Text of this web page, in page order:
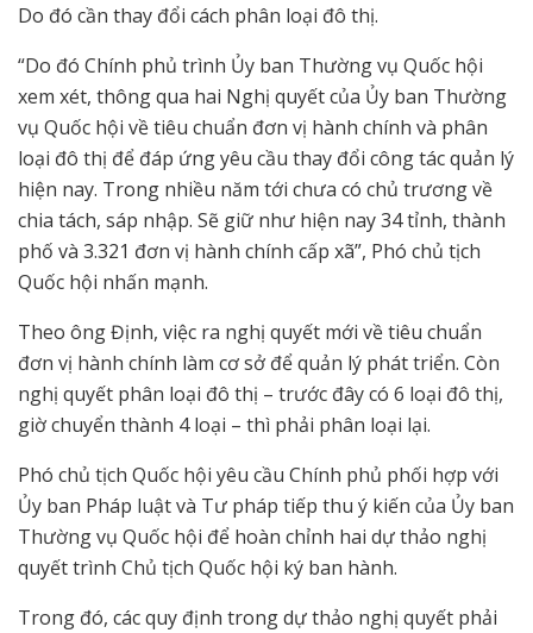
Do đó cần thay đổi cách phân loại đô thị.
“Do đó Chính phủ trình Ủy ban Thường vụ Quốc hội
xem xét, thông qua hai Nghị quyết của Ủy ban Thường
vụ Quốc hội về tiêu chuẩn đơn vị hành chính và phân
loại đô thị để đáp ứng yêu cầu thay đổi công tác quản lý
hiện nay. Trong nhiều năm tới chưa có chủ trương về
chia tách, sáp nhập. Sẽ giữ như hiện nay 34 tỉnh, thành
phố và 3.321 đơn vị hành chính cấp xã”, Phó chủ tịch
Quốc hội nhấn mạnh.
Theo ông Định, việc ra nghị quyết mới về tiêu chuẩn
đơn vị hành chính làm cơ sở để quản lý phát triển. Còn
nghị quyết phân loại đô thị – trước đây có 6 loại đô thị,
giờ chuyển thành 4 loại – thì phải phân loại lại.
Phó chủ tịch Quốc hội yêu cầu Chính phủ phối hợp với
Ủy ban Pháp luật và Tư pháp tiếp thu ý kiến của Ủy ban
Thường vụ Quốc hội để hoàn chỉnh hai dự thảo nghị
quyết trình Chủ tịch Quốc hội ký ban hành.
Trong đó, các quy định trong dự thảo nghị quyết phải